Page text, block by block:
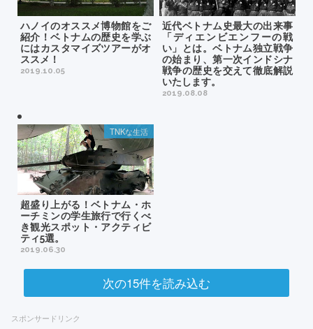
ハノイのオススメ博物館をご
紹介！ベトナムの歴史を学ぶ
にはカスタマイズツアーがオ
ススメ！
2019.10.05
近代ベトナム史最大の出来事
「ディエンビエンフーの戦
い」とは。ベトナム独立戦争
の始まり、第一次インドシナ
戦争の歴史を交えて徹底解説
いたします。
2019.08.08
超盛り上がる！ベトナム・ホ
ーチミンの学生旅行で行くべ
き観光スポット・アクティビ
ティ5選。
2019.06.30
TNKな生活
次の15件を読み込む
スポンサードリンク